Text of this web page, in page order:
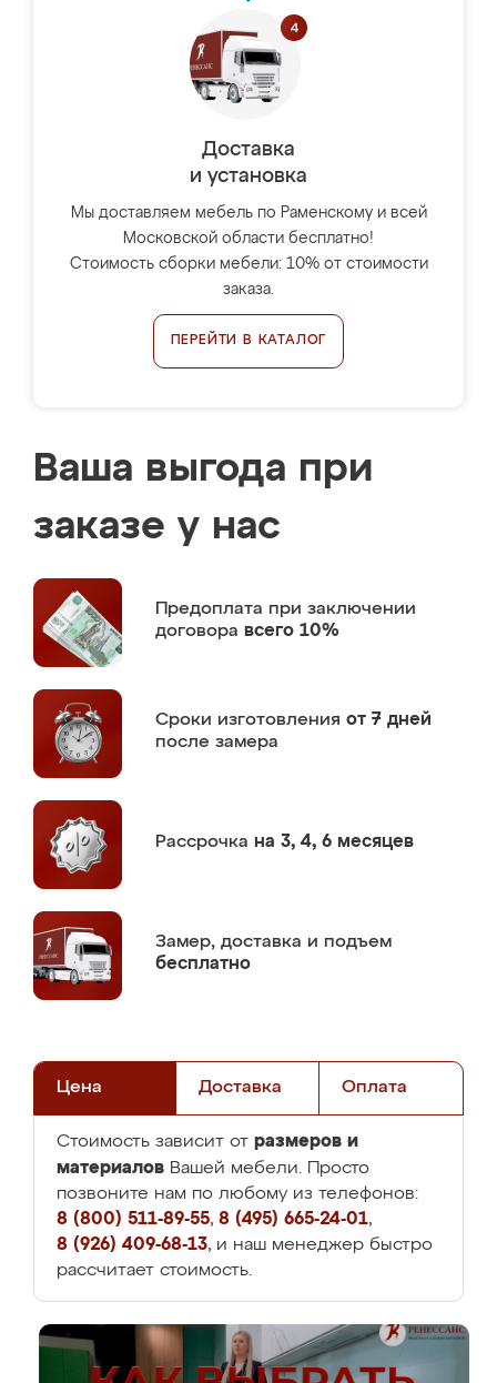
Доставка
и установка
Мы доставляем мебель по Раменскому и всей
Московской области бесплатно!
Стоимость сборки мебели: 10% от стоимости
заказа.
ПЕРЕЙТИ В КАТАЛОГ
Ваша выгода при
заказе у нас
Предоплата при заключении
договора всего 10%
Сроки изготовления от 7 дней
после замера
Рассрочка на 3, 4, 6 месяцев
Замер, доставка и подъем
бесплатно
Цена Доставка Оплата
Стоимость зависит от размеров и
материалов Вашей мебели. Просто
позвоните нам по любому из телефонов:
8 (800) 511-89-55, 8 (495) 665-24-01,
8 (926) 409-68-13, и наш менеджер быстро
рассчитает стоимость.